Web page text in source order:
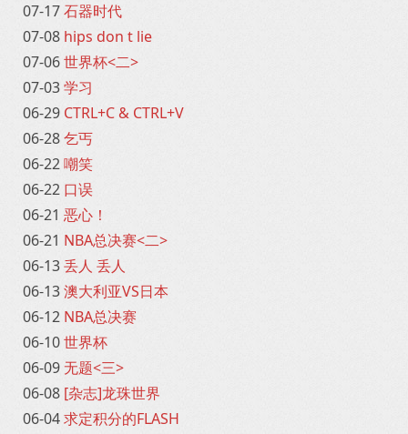
07-17石器时代
07-08 hips don t lie
07-06世界杯<二>
07-03学习
06-29 CTRL+C & CTRL+V
06-28乞丐
06-22嘲笑
06-22 口误
06-21 恶心！
06-21 NBA总决赛<二>
06-13丢人 丢人
06-13澳大利亚VS日本
06-12 NBA总决赛
06-10世界杯
06-09无题<三>
06-08 [杂志]龙珠世界
06-04求定积分的FLASH